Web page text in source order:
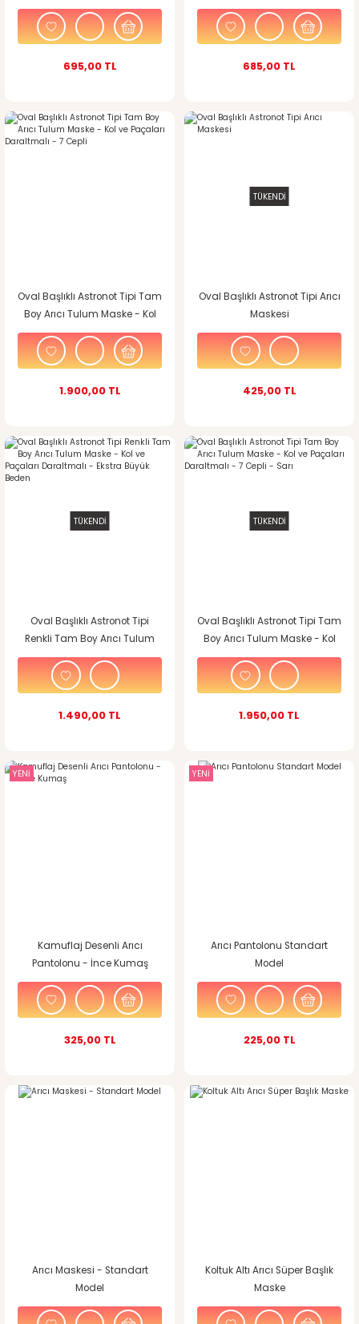
Fermuar Detaylı
695,00 TL
Fermuar Detaylı
685,00 TL
Oval Başlıklı Astronot Tipi Tam
Boy Arıcı Tulum Maske - Kol
ve Paçaları Daraltmalı - 7
Cepli
1.900,00 TL
TÜKENDİ
Oval Başlıklı Astronot Tipi Arıcı
Maskesi
425,00 TL
TÜKENDİ
Oval Başlıklı Astronot Tipi
Renkli Tam Boy Arıcı Tulum
Maske - Kol ve Paçaları
Daraltmalı - Ekstra Büyük
Beden
1.490,00 TL
TÜKENDİ
Oval Başlıklı Astronot Tipi Tam
Boy Arıcı Tulum Maske - Kol
ve Paçaları Daraltmalı - 7
Cepli - Sarı
1.950,00 TL
YENİ
Kamuflaj Desenli Arıcı
Pantolonu - İnce Kumaş
325,00 TL
YENİ
Arıcı Pantolonu Standart
Model
225,00 TL
Arıcı Maskesi - Standart
Model
Koltuk Altı Arıcı Süper Başlık
Maske